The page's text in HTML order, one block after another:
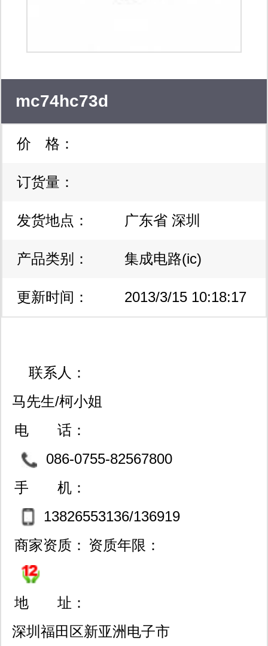
mc74hc73d
价 格：
订货量：
发货地点： 广东省 深圳
产品类别： 集成电路(ic)
更新时间： 2013/3/15 10:18:17
联系人：
马先生/柯小姐
电 话：
086-0755-82567800
88605990 82552800
手 机：
13826553136/136919
94823
商家资质： 资质年限：
地 址：
深圳福田区新亚洲电子市